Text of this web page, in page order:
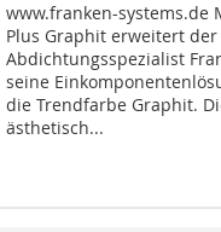
www.franken-systems.de
Plus Graphit erweitert der
Abdichtungsspezialist
seine
die Trendfarbe Graphit.
ästhetisch...